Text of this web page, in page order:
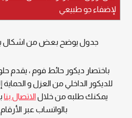
لإضفاء جو طبيعي
جدول يوضح بعض من اشكال
باختصار ديكور حائط فوم ، يقدم
للديكور الداخلي من العزل و الحماية
يمكنك طلبه من خلالالاتصال بنا
بالواتساب عبر الأرقام